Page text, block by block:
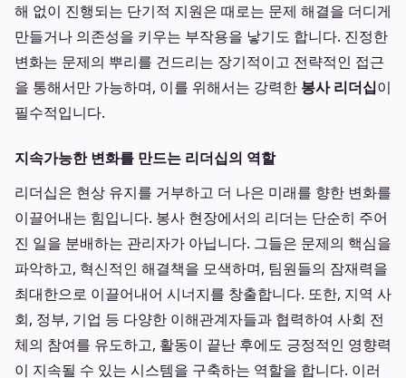
해 없이 진행되는 단기적 지원은 때로는 문제 해결을 더디게
만들거나 의존성을 키우는 부작용을 낳기도 합니다. 진정한
변화는 문제의 뿌리를 건드리는 장기적이고 전략적인 접근
을 통해서만 가능하며, 이를 위해서는 강력한 봉사 리더십이
필수적입니다.
지속가능한 변화를 만드는 리더십의 역할
리더십은 현상 유지를 거부하고 더 나은 미래를 향한 변화를
이끌어내는 힘입니다. 봉사 현장에서의 리더는 단순히 주어
진 일을 분배하는 관리자가 아닙니다. 그들은 문제의 핵심을
파악하고, 혁신적인 해결책을 모색하며, 팀원들의 잠재력을
최대한으로 이끌어내어 시너지를 창출합니다. 또한, 지역 사
회, 정부, 기업 등 다양한 이해관계자들과 협력하여 사회 전
체의 참여를 유도하고, 활동이 끝난 후에도 긍정적인 영향력
이 지속될 수 있는 시스템을 구축하는 역할을 합니다. 이러